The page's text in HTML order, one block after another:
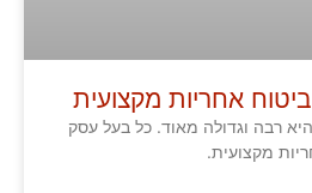
אחריות מקצועית
רבה וגדולה מאוד. כל בעל עסק
מקצועית.